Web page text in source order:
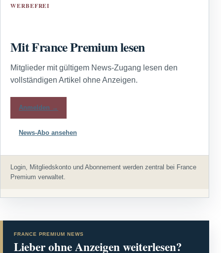
WERBEFREI
Mit France Premium lesen
Mitglieder mit gültigem News-Zugang lesen den
vollständigen Artikel ohne Anzeigen.
Anmelden →
News-Abo ansehen
Login, Mitgliedskonto und Abonnement werden zentral bei France
Premium verwaltet.
FRANCE PREMIUM NEWS
Lieber ohne Anzeigen weiterlesen?